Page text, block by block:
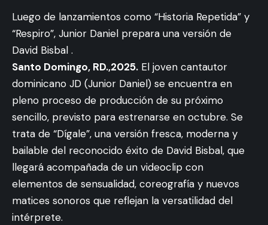
Luego de lanzamientos como “Historia Repetida” y
“Respiro”, Junior Daniel prepara una versión de
David Bisbal .
Santo Domingo, RD.,2025. El joven cantautor
dominicano JD (Junior Daniel) se encuentra en
pleno proceso de producción de su próximo
sencillo, previsto para estrenarse en octubre. Se
trata de “Dígale”, una versión fresca, moderna y
bailable del reconocido éxito de David Bisbal, que
llegará acompañada de un videoclip con
elementos de sensualidad, coreografía y nuevos
matices sonoros que reflejan la versatilidad del
intérprete.